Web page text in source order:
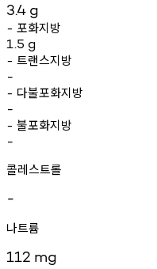
3.4 g
- 포화지방
1.5 g
- 트랜스지방
-
- 다불포화지방
-
- 불포화지방
-
콜레스트롤
-
나트륨
112 mg